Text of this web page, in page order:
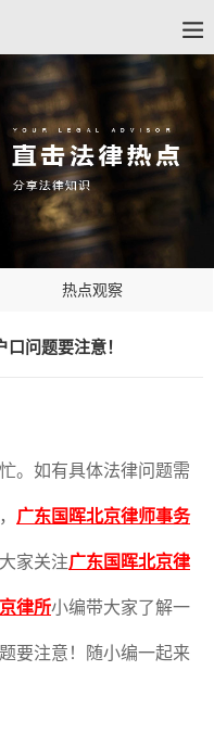
热点观察
问题要注意！
。如有具体法律问题需
广东国晖北京律师事务
家关注广东国晖北京律
律所小编带大家了解一
要注意！随小编一起来